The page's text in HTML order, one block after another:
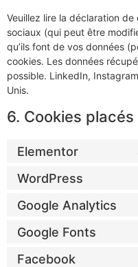
Veuillez lire la déclaration
sociaux (qui peut être
qu’ils font de vos données
cookies. Les données
possible. LinkedIn,
Unis.
6. Cookies placés
Elementor
WordPress
Google Analytics
Google Fonts
Facebook